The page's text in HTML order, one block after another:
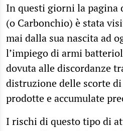
In questi giorni la pagina
(o Carbonchio) è stata
mai dalla sua nascita ad
l’impiego di armi
dovuta alle discordanze
distruzione delle scorte
prodotte e accumulate
I rischi di questo tipo di